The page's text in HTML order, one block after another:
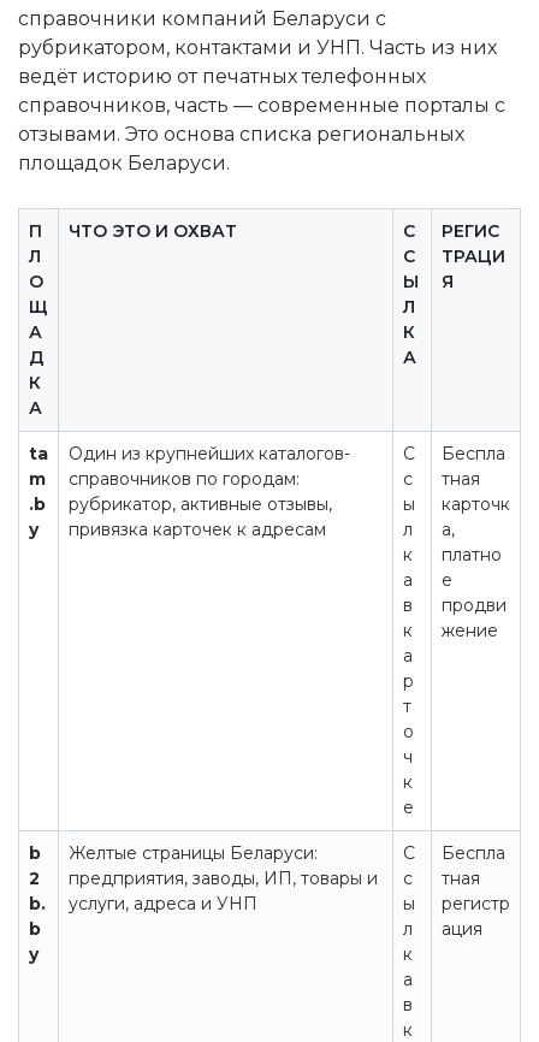
справочники компаний Беларуси с
рубрикатором, контактами и УНП. Часть из них
ведёт историю от печатных телефонных
справочников, часть — современные порталы с
отзывами. Это основа списка региональных
площадок Беларуси.
П
Л
О
Щ
А
Д
К
А
ЧТО ЭТО И ОХВАТ
С
С
Ы
Л
К
А
РЕГИС
ТРАЦИ
Я
ta
m
.b
y
Один из крупнейших каталогов-
справочников по городам:
рубрикатор, активные отзывы,
привязка карточек к адресам
С
с
ы
л
к
а
в
к
а
р
т
о
ч
к
е
Беспла
тная
карточк
а,
платно
е
продви
жение
b
2
b.
b
y
Желтые страницы Беларуси:
предприятия, заводы, ИП, товары и
услуги, адреса и УНП
С
с
ы
л
к
а
в
к
Беспла
тная
регистр
ация